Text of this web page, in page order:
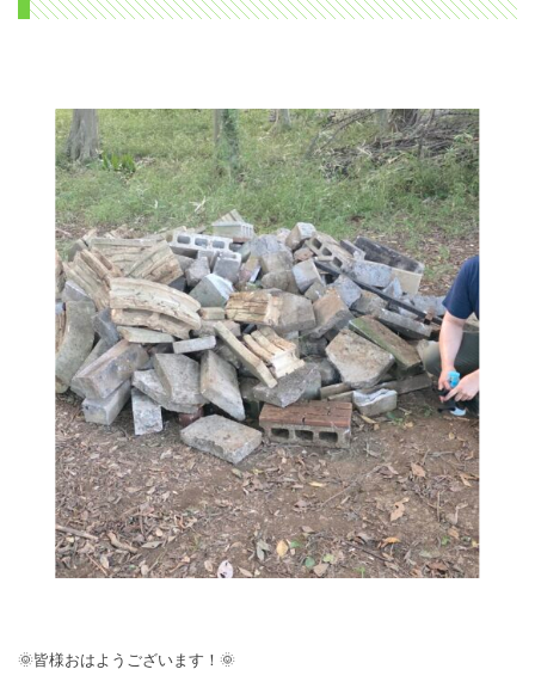
🌞皆様おはようございます！🌞